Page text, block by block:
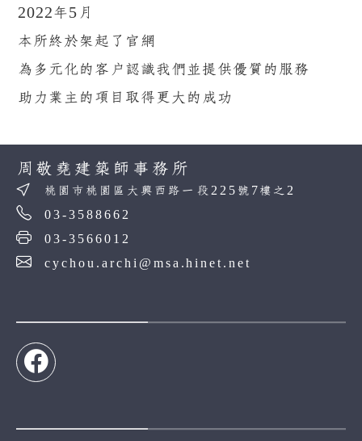
2022年5月
本所終於架起了官網
為多元化的客戶認識我們並提供優質的服務
助力業主的項目取得更大的成功
周敬堯建築師事務所
桃園市桃園區大興西路一段225號7樓之2
03-3588662
03-3566012
cychou.archi@msa.hinet.net